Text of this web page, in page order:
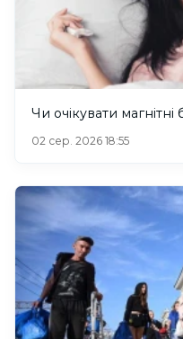
Чи очікувати
02 сер. 2026 18:55